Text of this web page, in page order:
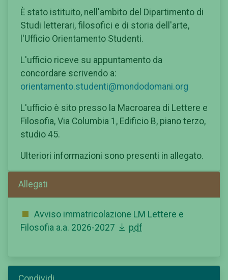
È stato istituito, nell'ambito del Dipartimento di
Studi letterari, filosofici e di storia dell'arte,
l'Ufficio Orientamento Studenti.
L'ufficio riceve su appuntamento da
concordare scrivendo a:
orientamento.studenti@mondodomani.org
L'ufficio è sito presso la Macroarea di Lettere e
Filosofia, Via Columbia 1, Edificio B, piano terzo,
studio 45.
Ulteriori informazioni sono presenti in allegato.
Allegati
Avviso immatricolazione LM Lettere e
Filosofia a.a. 2026-2027
pdf